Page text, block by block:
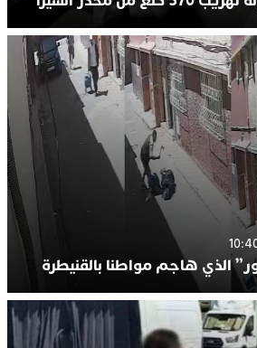
الذي هاجم مواطنا بالقنيطرة